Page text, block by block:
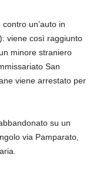
un’auto in
viene così raggiunto
minore straniero
San
viene arrestato per
su un
via Pamparato,